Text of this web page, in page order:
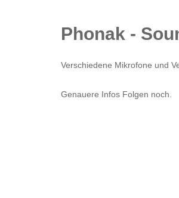
Phonak -
Verschiedene Mikrofone und
Genauere Infos Folgen noch.